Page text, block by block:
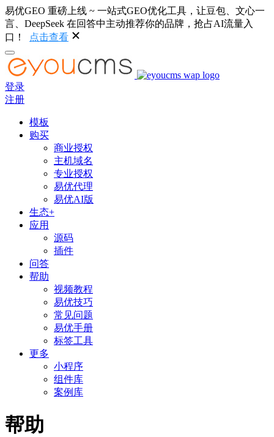
易优GEO 重磅上线 ~ 一站式GEO优化工具，让豆包、文心一
言、DeepSeek 在回答中主动推荐你的品牌，抢占AI流量入
口！
点击查看
登录
注册
模板
购买
商业授权
主机域名
专业授权
易优代理
易优AI版
生态+
应用
源码
插件
问答
帮助
视频教程
易优技巧
常见问题
易优手册
标签工具
更多
小程序
组件库
案例库
帮助